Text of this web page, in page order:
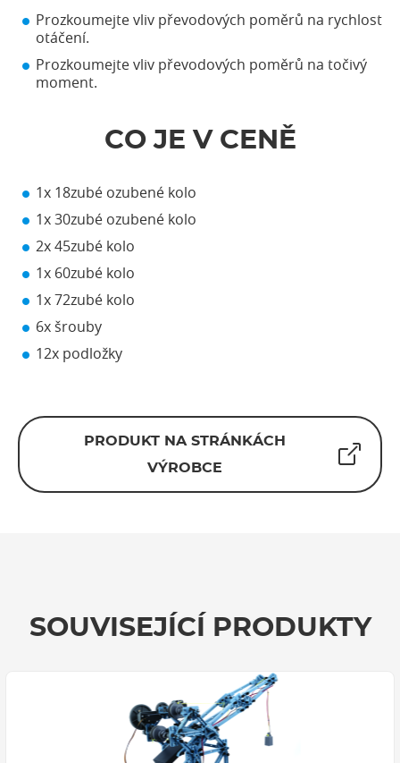
Prozkoumejte vliv převodových poměrů na rychlost
otáčení.
Prozkoumejte vliv převodových poměrů na točivý
moment.
CO JE V CENĚ
1x 18zubé ozubené kolo
1x 30zubé ozubené kolo
2x 45zubé kolo
1x 60zubé kolo
1x 72zubé kolo
6x šrouby
12x podložky
PRODUKT NA STRÁNKÁCH
VÝROBCE
SOUVISEJÍCÍ PRODUKTY